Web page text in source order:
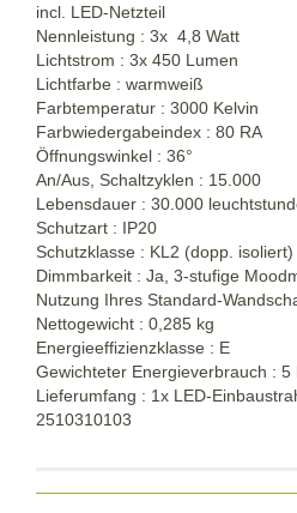
incl. LED-Netzteil
Nennleistung : 3x 4,8 Watt
Lichtstrom : 3x 450 Lumen
Lichtfarbe : warmweiß
Farbtemperatur : 3000 Kelvin
Farbwiedergabeindex : 80 RA
Öffnungswinkel : 36°
An/Aus, Schaltzyklen : 15.000
Lebensdauer : 30.000
Schutzart : IP20
Schutzklasse : KL2 (dopp. isoliert)
Dimmbarkeit : Ja, 3-stufige
Nutzung Ihres Standard-
Nettogewicht : 0,285 kg
Energieeffizienzklasse : E
Gewichteter Energieverbrauch : 5
Lieferumfang : 1x LED-
2510310103